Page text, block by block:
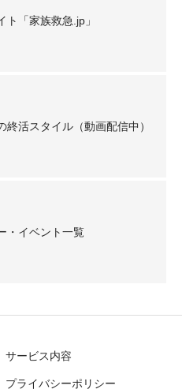
ト「家族救急.jp」
終活スタイル（動画配信中）
・イベント一覧
サービス内容
プライバシーポリシー